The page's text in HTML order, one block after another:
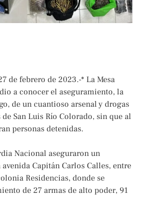
de febrero de 2023.-* La Mesa
a conocer el aseguramiento, la
de un cuantioso arsenal y drogas
San Luis Río Colorado, sin que al
personas detenidas.
Nacional aseguraron un
Capitán Carlos Calles, entre
Residencias, donde se
de 27 armas de alto poder, 91